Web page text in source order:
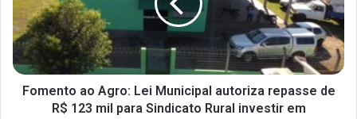
Fomento ao Agro: Lei Municipal autoriza repasse de
R$ 123 mil para Sindicato Rural investir em